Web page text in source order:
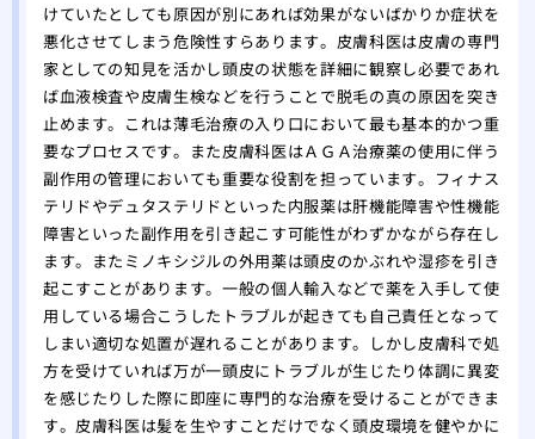
けていたとしても原因が別にあれば効果がないばかりか症状を
悪化させてしまう危険性すらあります。皮膚科医は皮膚の専門
家としての知見を活かし頭皮の状態を詳細に観察し必要であれ
ば血液検査や皮膚生検などを行うことで脱毛の真の原因を突き
止めます。これは薄毛治療の入り口において最も基本的かつ重
要なプロセスです。また皮膚科医はＡＧＡ治療薬の使用に伴う
副作用の管理においても重要な役割を担っています。フィナス
テリドやデュタステリドといった内服薬は肝機能障害や性機能
障害といった副作用を引き起こす可能性がわずかながら存在し
ます。またミノキシジルの外用薬は頭皮のかぶれや湿疹を引き
起こすことがあります。一般の個人輸入などで薬を入手して使
用している場合こうしたトラブルが起きても自己責任となって
しまい適切な処置が遅れることがあります。しかし皮膚科で処
方を受けていれば万が一頭皮にトラブルが生じたり体調に異変
を感じたりした際に即座に専門的な治療を受けることができま
す。皮膚科医は髪を生やすことだけでなく頭皮環境を健やかに